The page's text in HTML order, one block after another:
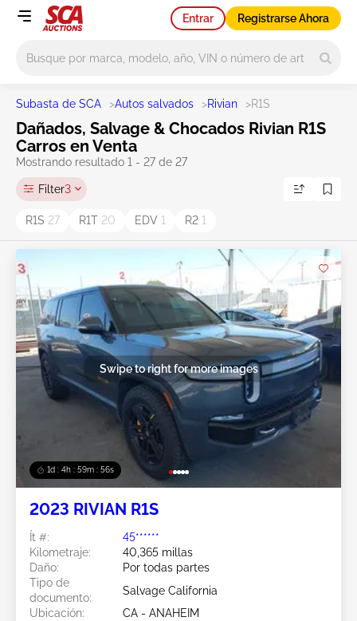
Entrar Registrarse Ahora
Subasta de SCA >Autos salvados >Rivian >R1S
Dañados, Salvage & Chocados Rivian R1S
Carros en Venta
Mostrando resultado 1 - 27 de 27
Filter3
R1S 27 R1T 20 EDV 1 R2 1
1d : 4h : 59m : 53s
Swipe to right for more images
2023 RIVIAN R1S
Ít #:
45******
Kilometraje:
40,365 millas
Daño:
Por todas partes
Tipo de
documento:
Salvage California
Ubicación:
CA - ANAHEIM